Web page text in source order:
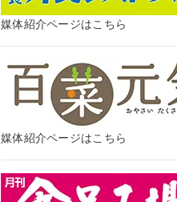
媒体紹介ページはこちら
媒体紹介ページはこちら